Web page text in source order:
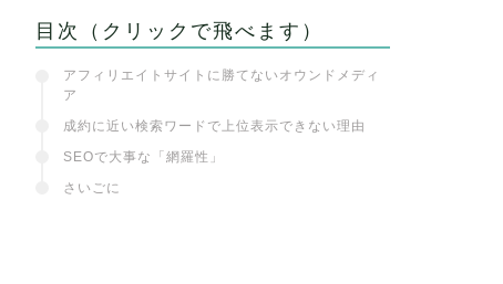
目次（クリックで飛べます）
アフィリエイトサイトに勝てないオウンドメディ
ア
成約に近い検索ワードで上位表示できない理由
SEOで大事な「網羅性」
さいごに